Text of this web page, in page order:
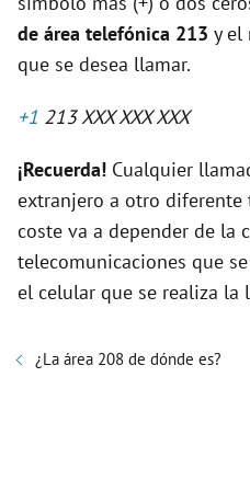
de área telefónica 213 y el
que se desea llamar.
+1 213 XXX XXX XXX
¡Recuerda! Cualquier
extranjero a otro diferente
coste va a depender de la
telecomunicaciones que
el celular que se realiza la
¿La área 208 de dónde es?